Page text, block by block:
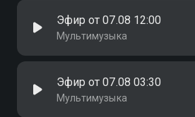
Эфир от 07.08 12:00
Мультимузыка
Эфир от 07.08 03:30
Мультимузыка